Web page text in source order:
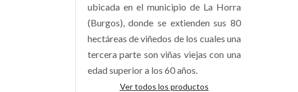
ubicada en el municipio de La Horra
(Burgos), donde se extienden sus 80
hectáreas de viñedos de los cuales una
tercera parte son viñas viejas con una
edad superior a los 60 años.
Ver todos los productos